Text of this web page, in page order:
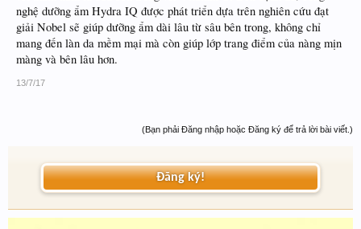
nghệ dưỡng ẩm Hydra IQ được phát triển dựa trên nghiên cứu đạt
giải Nobel sẽ giúp dưỡng ẩm dài lâu từ sâu bên trong, không chỉ
mang đến làn da mềm mại mà còn giúp lớp trang điểm của nàng mịn
màng và bên lâu hơn.
13/7/17
(Bạn phải Đăng nhập hoặc Đăng ký để trả lời bài viết.)
Đăng ký!